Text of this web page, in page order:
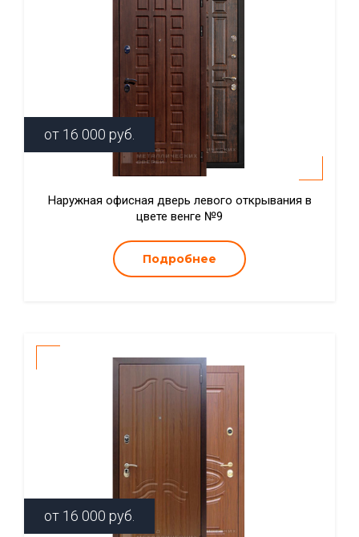
от 16 000 руб.
Наружная офисная дверь левого открывания в
цвете венге №9
Подробнее
от 16 000 руб.